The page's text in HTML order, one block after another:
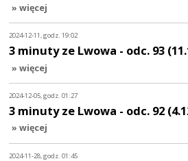
» więcej
2024-12-11, godz. 19:02
3 minuty ze Lwowa - odc. 93
» więcej
2024-12-05, godz. 01:27
3 minuty ze Lwowa - odc. 92
» więcej
2024-11-28, godz. 01:45